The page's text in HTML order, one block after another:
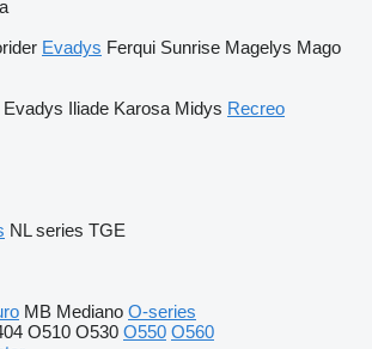
Evadys Ferqui Sunrise Magelys Mago
Evadys Iliade Karosa Midys Recreo
NL series TGE
MB Mediano O-series
O510 O530 O550 O560